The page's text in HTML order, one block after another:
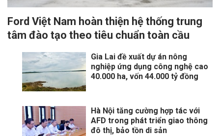
Ford Việt Nam hoàn thiện hệ thống trung
tâm đào tạo theo tiêu chuẩn toàn cầu
Gia Lai đề xuất dự án nông
nghiệp ứng dụng công nghệ cao
40.000 ha, vốn 44.000 tỷ đồng
Hà Nội tăng cường hợp tác với
AFD trong phát triển giao thông
đô thị, bảo tồn di sản